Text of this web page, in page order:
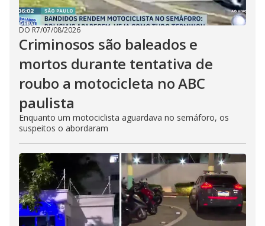
DO R7/07/08/2026
Criminosos são baleados e
mortos durante tentativa de
roubo a motocicleta no ABC
paulista
Enquanto um motociclista aguardava no semáforo, os
suspeitos o abordaram